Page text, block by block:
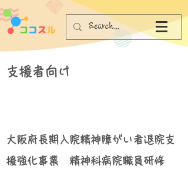
支援者向け
大阪府長期入院精神障がい者退院支
援強化事業 精神科病院職員研修